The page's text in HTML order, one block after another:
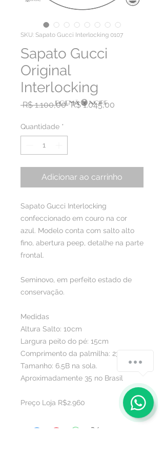
SKU: Sapato Gucci Interlocking 0107
Sapato Gucci
Original
Interlocking
R$ 1.100,00 Preço normal
R$ 1.045,00
Quantidade *
Adicionar ao carrinho
Sapato Gucci Interlocking
confeccionado em couro na cor
azul. Modelo conta com salto alto
fino, abertura peep, detalhe na parte
frontal.
Seminovo, em perfeito estado de
conservação.
Medidas
Altura Salto: 10cm
Largura peito do pé: 15cm
Comprimento da palmilha: 23.5cm
Tamanho: 6.5B na sola.
Aproximadamente 35 no Brasil
Preço Loja R$2.960
chat-button-speech
1